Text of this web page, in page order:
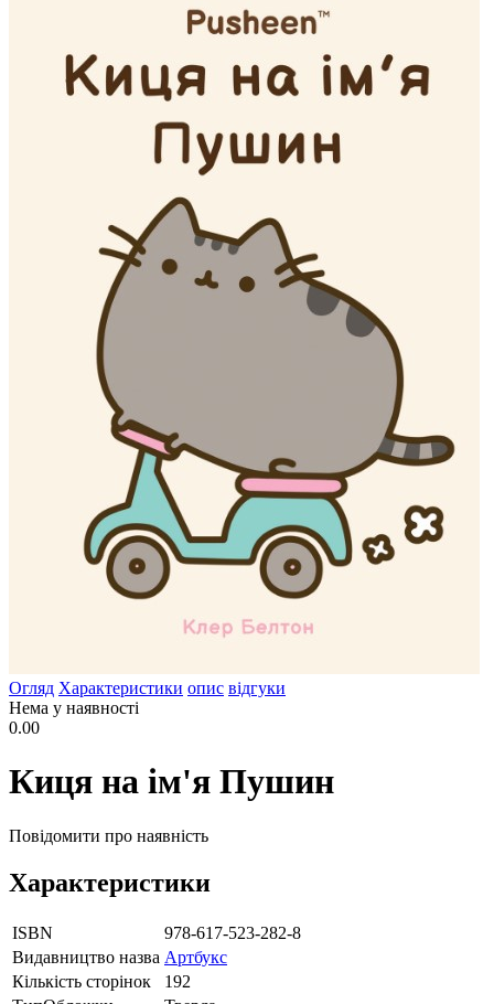
Огляд Характеристики опис відгуки
Нема у наявності
0.00
Киця на ім'я Пушин
Повідомити про наявність
Характеристики
ISBN
978-617-523-282-8
Видавництво назва Артбукс
Кількість сторінок
192